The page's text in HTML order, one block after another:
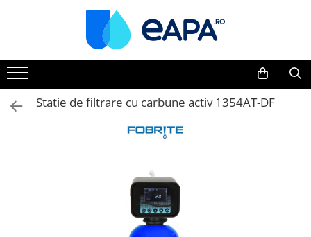
Toate Produsele
Dedurizare
Dedurizator tip Cabinet
Dedurizator Simplex
Statie de filtrare cu carbune activ 1354AT-DF